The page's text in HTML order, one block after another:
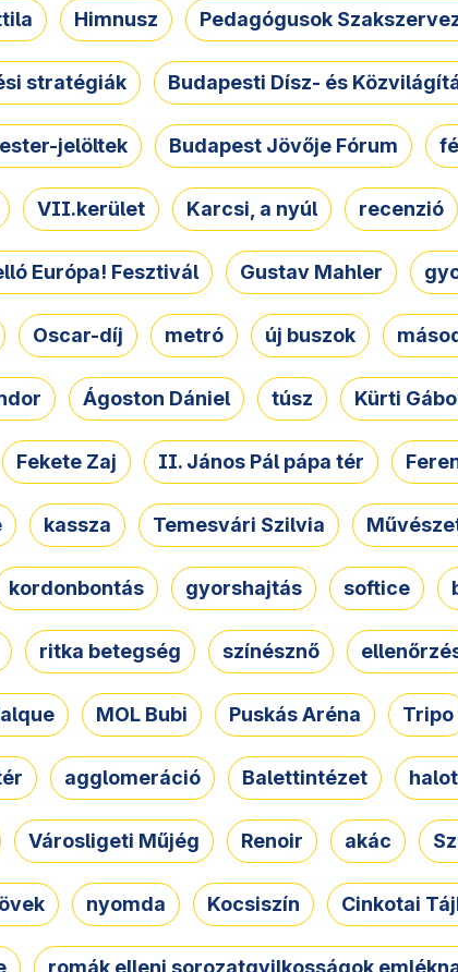
Himnusz Pedagógusok
stratégiák Budapesti Dísz- és
jelöltek Budapest Jövője Fórum
VII.kerület Karcsi, a nyúl recenzió
Európa! Fesztivál Gustav Mahler
Oscar-díj metró új buszok
Ágoston Dániel túsz Kürti
Fekete Zaj II. János Pál pápa tér
kassza Temesvári Szilvia
kordonbontás gyorshajtás softice
ritka betegség színésznő
MOL Bubi Puskás Aréna Tripo
agglomeráció Balettintézet
Városligeti Műjég Renoir akác
nyomda Kocsiszín Cinkotai
romák elleni sorozatgyilkosságok